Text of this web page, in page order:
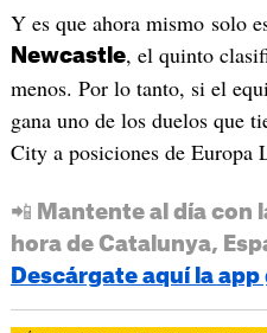
Y es que ahora mismo solo
Newcastle, el quinto
menos. Por lo tanto, si el
gana uno de los duelos que
City a posiciones de Europa
📲 Mantente al día con
hora de Catalunya,
Descárgate aquí la